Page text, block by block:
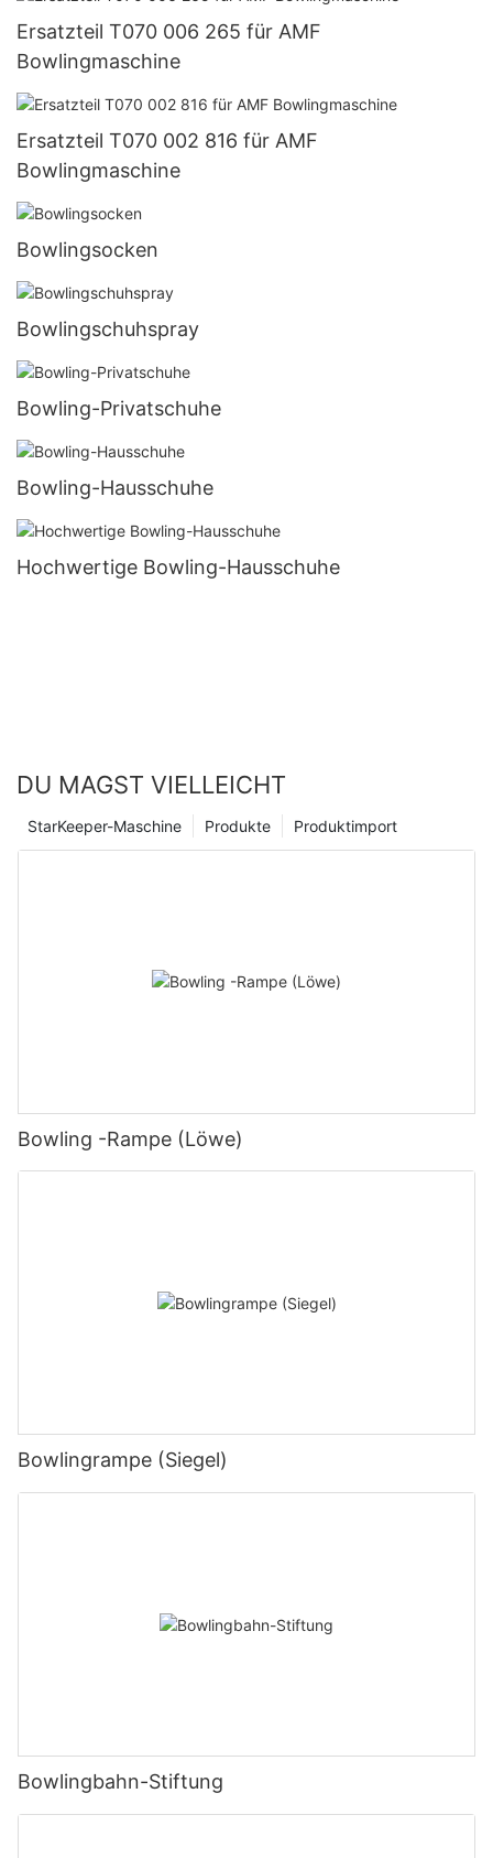
Ersatzteil T070 006 265 für AMF
Bowlingmaschine
Ersatzteil T070 002 816 für AMF
Bowlingmaschine
Bowlingsocken
Bowlingschuhspray
Bowling-Privatschuhe
Bowling-Hausschuhe
Hochwertige Bowling-Hausschuhe
DU MAGST VIELLEICHT
Produktimport
Produkte
StarKeeper-Maschine
Bowling -Rampe (Löwe)
Bowlingrampe (Siegel)
Bowlingbahn-Stiftung